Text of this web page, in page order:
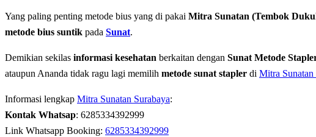
Yang paling penting metode bius yang di pakai Mitra Sunatan (Tembok
metode bius suntik pada Sunat.
Demikian sekilas informasi kesehatan berkaitan dengan Sunat Metode
ataupun Ananda tidak ragu lagi memilih metode sunat stapler di Mitra Sunatan
Informasi lengkap Mitra Sunatan Surabaya:
Kontak Whatsap: 6285334392999
Link Whatsapp Booking: 6285334392999